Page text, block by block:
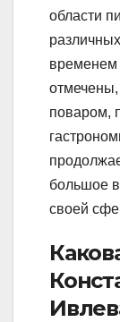
области
временем
поваром,
большое
своей